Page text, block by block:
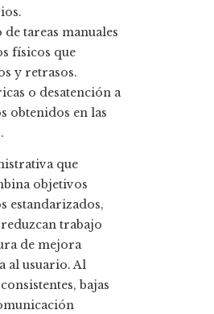
de tareas manuales
físicos que
y retrasos.
o desatención a
obtenidos en las
que
objetivos
estandarizados,
trabajo
de mejora
al usuario. Al
bajas